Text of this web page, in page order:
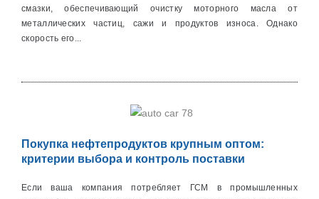
смазки, обеспечивающий очистку моторного масла от
металличеcких частиц, сажи и продуктов износа. Однако
скорость его...
Покупка нефтепродуктов крупным оптом:
критерии выбора и контроль поставки
Если ваша компания потребляет ГСМ в промышленных